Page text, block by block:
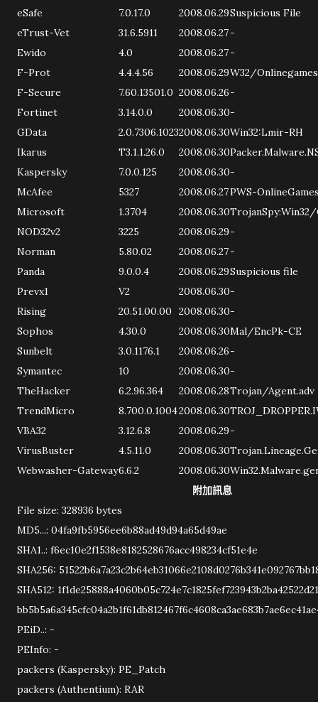
eSafe
7.0.17.0 2008.06.29Suspicious File
eTrust-Vet
31.6.5911 2008.06.27-
Ewido
4.0 2008.06.27-
F-Prot
4.4.4.56 2008.06.29W32/
F-Secure
7.60.13501.0 2008.06.26-
Fortinet
3.14.0.0 2008.06.30-
GData
2.0.7306.10232008.06.30Win32:Lmir-RH
Ikarus
T3.1.1.26.0 2008.06.30
Kaspersky
7.0.0.125 2008.06.30-
McAfee
5327 2008.06.27PWS-
Microsoft
1.3704 2008.06.30TrojanSpy:Win32/
NOD32v2
3225 2008.06.29-
Norman
5.80.02 2008.06.27-
Panda
9.0.0.4 2008.06.29Suspicious file
Prevx1
V2 2008.06.30-
Rising
20.51.00.00 2008.06.30-
Sophos
4.30.0 2008.06.30Mal/EncPk-CE
Sunbelt
3.0.1176.1 2008.06.26-
Symantec
10 2008.06.30-
TheHacker
6.2.96.364 2008.06.28Trojan/Agent.adv
TrendMicro
8.700.0.10042008.06.30
VBA32
3.12.6.8 2008.06.29-
VirusBuster
4.5.11.0 2008.06.30
Webwasher-Gateway6.6.2 2008.06.30
附加訊息
File size: 328936 bytes
MD5...: 04fa9fb5956ee6b88ad49d94a65d49ae
SHA1..: f6ec10e2f1538e8182528676acc498234cf51e4e
SHA256:
SHA512:
PEiD..: -
PEInfo: -
packers (Kaspersky): PE_Patch
packers (Authentium): RAR